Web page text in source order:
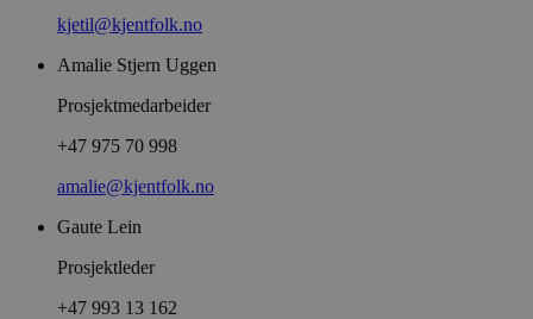
kjetil@kjentfolk.no
Amalie Stjern Uggen
Prosjektmedarbeider
+47 975 70 998
amalie@kjentfolk.no
Gaute Lein
Prosjektleder
+47 993 13 162